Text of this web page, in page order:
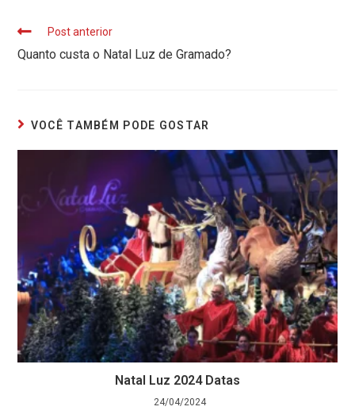
Post anterior
Quanto custa o Natal Luz de Gramado?
VOCÊ TAMBÉM PODE GOSTAR
Natal Luz 2024 Datas
24/04/2024